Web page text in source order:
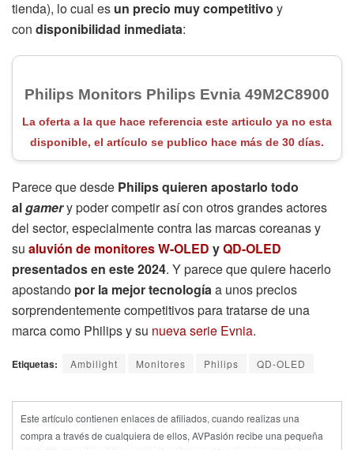
tienda), lo cual es un precio muy competitivo y
con disponibilidad inmediata:
Philips Monitors Philips Evnia 49M2C8900
La oferta a la que hace referencia este articulo ya no esta
disponible, el artículo se publico hace más de 30 días.
Parece que desde Philipsquieren apostarlo todo
algamery poder competir así con otros grandes actores
del sector, especialmente contra las marcas coreanas y
su aluvión de monitores W-OLED yQD-OLED
presentados en este 2024. Y parece que quiere hacerlo
apostando por la mejor tecnologíaa unos precios
sorprendentemente competitivos para tratarse de una
marca como Philips y su nueva serie Evnia.
Etiquetas: Ambilight Monitores Philips QD-OLED
Este artículo contienen enlaces de afiliados, cuando realizas una
compra a través de cualquiera de ellos, AVPasión recibe una pequeña